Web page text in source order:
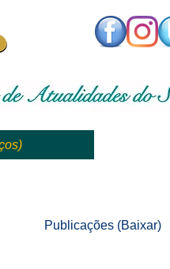
Publicações (Baixar)